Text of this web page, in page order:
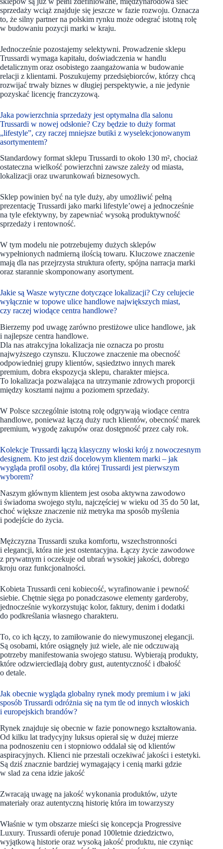
sprzedaży wciąż znajduje się jeszcze w fazie rozwoju. Oznacza
to, że silny partner na polskim rynku może odegrać istotną rolę
w budowaniu pozycji marki w kraju.
Jednocześnie pozostajemy selektywni. Prowadzenie sklepu
Trussardi wymaga kapitału, doświadczenia w handlu
detalicznym oraz osobistego zaangażowania w budowanie
relacji z klientami. Poszukujemy przedsiębiorców, którzy chcą
rozwijać trwały biznes w długiej perspektywie, a nie jedynie
pozyskać licencję franczyzową.
Jaka powierzchnia sprzedaży jest optymalna dla salonu
Trussardi w nowej odsłonie? Czy będzie to duży format
„lifestyle”, czy raczej mniejsze butiki z wyselekcjonowanym
asortymentem?
Standardowy format sklepu Trussardi to około 130 m², chociaż
ostateczna wielkość powierzchni zawsze zależy od miasta,
lokalizacji oraz uwarunkowań biznesowych.
Sklep powinien być na tyle duży, aby umożliwić pełną
prezentację Trussardi jako marki lifestyle’owej a jednocześnie
na tyle efektywny, by zapewniać wysoką produktywność
sprzedaży i rentowność.
W tym modelu nie potrzebujemy dużych sklepów
wypełnionych nadmierną ilością towaru. Kluczowe znaczenie
mają dla nas przejrzysta struktura oferty, spójna narracja marki
oraz starannie skomponowany asortyment.
Jakie są Wasze wytyczne dotyczące lokalizacji? Czy celujecie
wyłącznie w topowe ulice handlowe największych miast,
czy raczej wiodące centra handlowe?
Bierzemy pod uwagę zarówno prestiżowe ulice handlowe, jak
i najlepsze centra handlowe.
Dla nas atrakcyjna lokalizacja nie oznacza po prostu
najwyższego czynszu. Kluczowe znaczenie ma obecność
odpowiedniej grupy klientów, sąsiedztwo innych marek
premium, dobra ekspozycja sklepu, charakter miejsca.
To lokalizacja pozwalająca na utrzymanie zdrowych proporcji
między kosztami najmu a poziomem sprzedaży.
W Polsce szczególnie istotną rolę odgrywają wiodące centra
handlowe, ponieważ łączą duży ruch klientów, obecność marek
premium, wygodę zakupów oraz dostępność przez cały rok.
Kolekcje Trussardi łączą klasyczny włoski krój z nowoczesnym
designem. Kto jest dziś docelowym klientem marki – jak
wygląda profil osoby, dla której Trussardi jest pierwszym
wyborem?
Naszym głównym klientem jest osoba aktywna zawodowo
i świadoma swojego stylu, najczęściej w wieku od 35 do 50 lat,
choć większe znaczenie niż metryka ma sposób myślenia
i podejście do życia.
Mężczyzna Trussardi szuka komfortu, wszechstronności
i elegancji, która nie jest ostentacyjna. Łączy życie zawodowe
z prywatnym i oczekuje od ubrań wysokiej jakości, dobrego
kroju oraz funkcjonalności.
Kobieta Trussardi ceni kobiecość, wyrafinowanie i pewność
siebie. Chętnie sięga po ponadczasowe elementy garderoby,
jednocześnie wykorzystując kolor, faktury, denim i dodatki
do podkreślania własnego charakteru.
To, co ich łączy, to zamiłowanie do niewymuszonej elegancji.
Są osobami, które osiągnęły już wiele, ale nie odczuwają
potrzeby manifestowania swojego statusu. Wybierają produkty,
które odzwierciedlają dobry gust, autentyczność i dbałość
o detale.
Jak obecnie wygląda globalny rynek mody premium i w jaki
sposób Trussardi odróżnia się na tym tle od innych włoskich
i europejskich brandów?
Rynek znajduje się obecnie w fazie ponownego kształtowania.
Od kilku lat tradycyjny luksus opierał się w dużej mierze
na podnoszeniu cen i stopniowo oddalał się od klientów
aspiracyjnych. Klienci nie przestali oczekiwać jakości i estetyki.
Są dziś znacznie bardziej wymagający i cenią marki gdzie
w slad za cena idzie jakość
Zwracają uwagę na jakość wykonania produktów, użyte
materiały oraz autentyczną historię która im towarzyszy
Właśnie w tym obszarze mieści się koncepcja Progressive
Luxury. Trussardi oferuje ponad 100letnie dziedzictwo,
wyjątkową historie oraz wysoką jakość produktu, nie czyniąc